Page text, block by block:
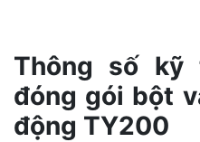
Thông số kỹ
đóng gói bột
động TY200